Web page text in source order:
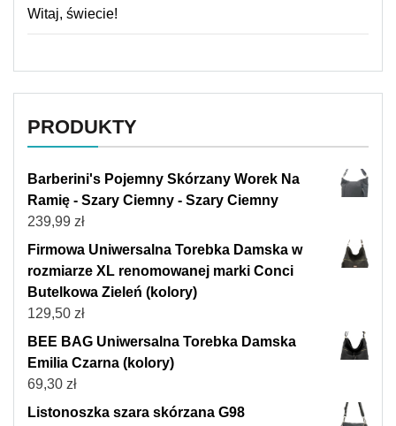
Witaj, świecie!
PRODUKTY
Barberini's Pojemny Skórzany Worek Na
Ramię - Szary Ciemny - Szary Ciemny
239,99 zł
Firmowa Uniwersalna Torebka Damska w
rozmiarze XL renomowanej marki Conci
Butelkowa Zieleń (kolory)
129,50 zł
BEE BAG Uniwersalna Torebka Damska
Emilia Czarna (kolory)
69,30 zł
Listonoszka szara skórzana G98